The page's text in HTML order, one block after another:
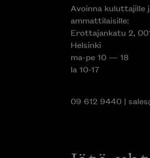
Avoinna kuluttajille
ammattilaisille:
Erottajankatu 2,
Helsinki
ma-pe 10 — 18
la 10-17
09 612 9440|